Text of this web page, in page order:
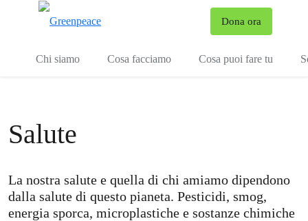
Dona ora
Chi siamo Cosa facciamo Cosa puoi fare tu
Salute
La nostra salute e quella di chi amiamo dipendono
dalla salute di questo pianeta. Pesticidi, smog,
energia sporca, microplastiche e sostanze chimiche